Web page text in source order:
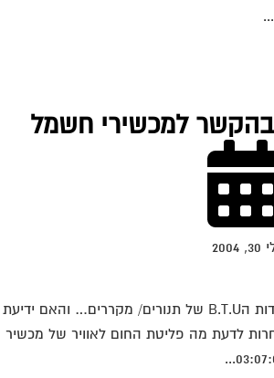
האם ניתן לדעת את יחידות הB.T.U של תנורים/ מקררים… והאם ידיעת
לדעת מה פליטת החום לאוויר של מכשיר